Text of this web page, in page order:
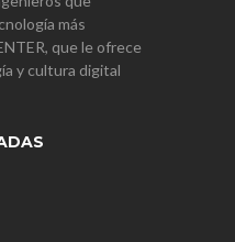
más
que le ofrece
y cultura digital